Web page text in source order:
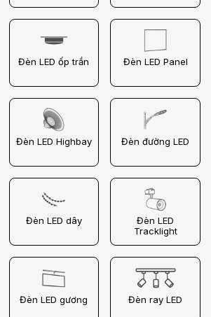
Đèn LED ốp trần Đèn LED Panel
Đèn LED Highbay Đèn đường LED
Đèn LED dây
Đèn LED
Tracklight
Đèn LED gương Đèn ray LED